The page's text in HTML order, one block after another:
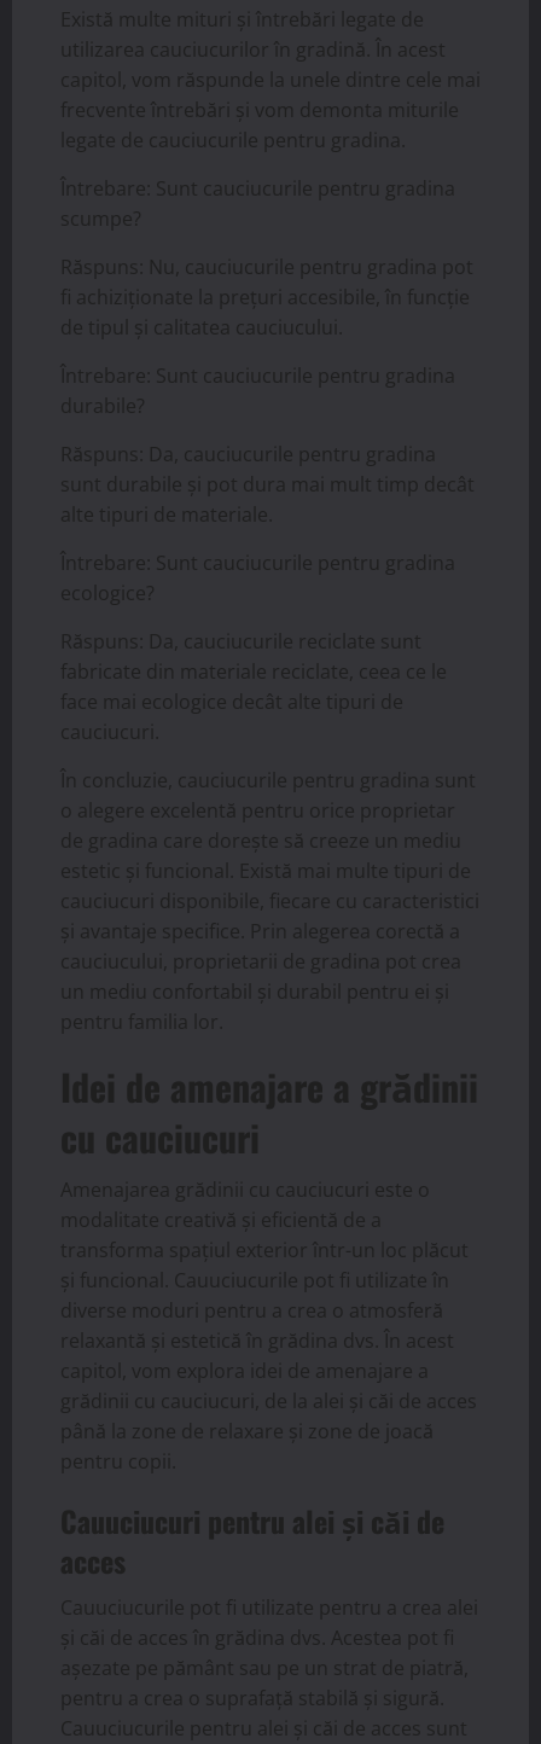
Există multe mituri și întrebări legate de
utilizarea cauciucurilor în gradină. În acest
capitol, vom răspunde la unele dintre cele mai
frecvente întrebări și vom demonta miturile
legate de cauciucurile pentru gradina.
Întrebare: Sunt cauciucurile pentru gradina
scumpe?
Răspuns: Nu, cauciucurile pentru gradina pot
fi achiziționate la prețuri accesibile, în funcție
de tipul și calitatea cauciucului.
Întrebare: Sunt cauciucurile pentru gradina
durabile?
Răspuns: Da, cauciucurile pentru gradina
sunt durabile și pot dura mai mult timp decât
alte tipuri de materiale.
Întrebare: Sunt cauciucurile pentru gradina
ecologice?
Răspuns: Da, cauciucurile reciclate sunt
fabricate din materiale reciclate, ceea ce le
face mai ecologice decât alte tipuri de
cauciucuri.
În concluzie, cauciucurile pentru gradina sunt
o alegere excelentă pentru orice proprietar
de gradina care dorește să creeze un mediu
estetic și funcional. Există mai multe tipuri de
cauciucuri disponibile, fiecare cu caracteristici
și avantaje specifice. Prin alegerea corectă a
cauciucului, proprietarii de gradina pot crea
un mediu confortabil și durabil pentru ei și
pentru familia lor.
Idei de amenajare a grădinii
cu cauciucuri
Amenajarea grădinii cu cauciucuri este o
modalitate creativă și eficientă de a
transforma spațiul exterior într-un loc plăcut
și funcional. Cauuciucurile pot fi utilizate în
diverse moduri pentru a crea o atmosferă
relaxantă și estetică în grădina dvs. În acest
capitol, vom explora idei de amenajare a
grădinii cu cauciucuri, de la alei și căi de acces
până la zone de relaxare și zone de joacă
pentru copii.
Cauuciucuri pentru alei și căi de
acces
Cauuciucurile pot fi utilizate pentru a crea alei
și căi de acces în grădina dvs. Acestea pot fi
așezate pe pământ sau pe un strat de piatră,
pentru a crea o suprafață stabilă și sigură.
Cauuciucurile pentru alei și căi de acces sunt